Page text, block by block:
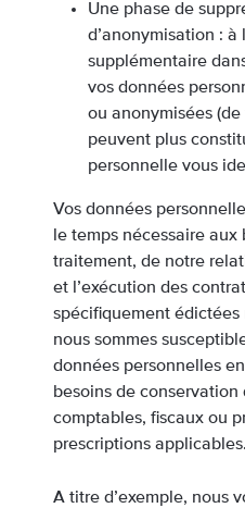
Une phase de
d’anonymisation : à
supplémentaire
vos données
ou anonymisées
peuvent plus
personnelle vous
Vos données
le temps nécessaire aux
traitement, de notre
et l’exécution des
spécifiquement
nous sommes
données personnelles
besoins de conservation
comptables, fiscaux ou
prescriptions applicables.
A titre d’exemple, nous